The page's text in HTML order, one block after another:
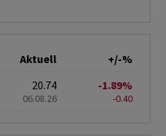
Aktuell
+/-%
20.74
06.08.26
-1.89%
-0.40